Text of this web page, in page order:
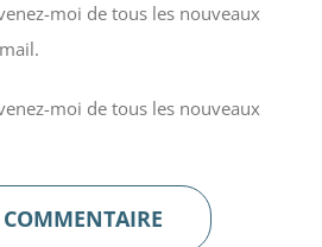
moi de tous les nouveaux
moi de tous les nouveaux